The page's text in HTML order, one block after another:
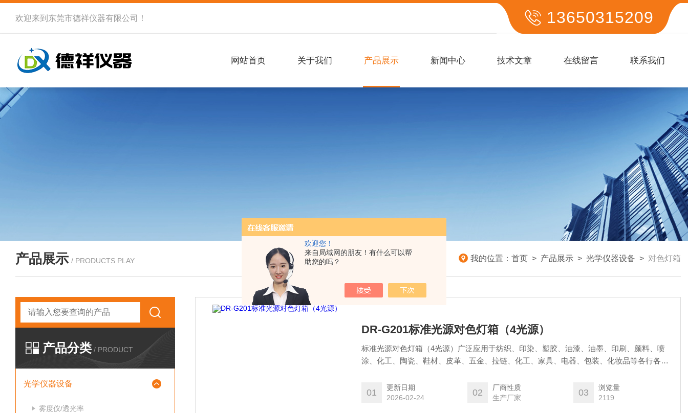
欢迎您！
来自局域网的朋友！有什么可以帮
助您的吗？
欢迎来到 东莞市德祥仪器有限公司 ！ 13650315209
网站首页 关于我们 产品展示 新闻中心 技术文章 在线留言 联系我们
产品展示 / PRODUCTS PLAY 我的位置： 首页 > 产品展示 > 光学仪器设备 > 对色灯箱
产品分类 / PRODUCT
光学仪器设备
雾度仪/透光率
DR-G201标准光源对色灯箱（4光源）
标准光源对色灯箱（4光源）广泛应用于纺织、印染、塑胶、油漆、油墨、印刷、颜料、喷
涂、化工、陶瓷、鞋材、皮革、五金、拉链、化工、家具、电器、包装、化妆品等各行各业
01
更新日期
2026-02-24
02
厂商性质
生产厂家
03
浏览量
2119